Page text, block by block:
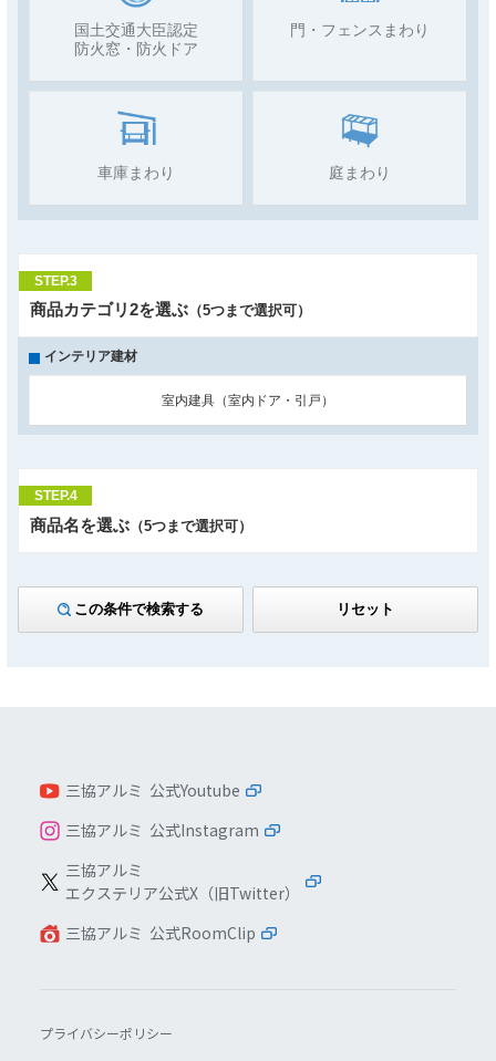
国土交通大臣認定
防火窓・防火ドア
門・フェンスまわり
車庫まわり 庭まわり
STEP.3
商品カテゴリ2を選ぶ （5つまで選択可）
インテリア建材
室内建具（室内ドア・引戸）
STEP.4
商品名を選ぶ （5つまで選択可）
この条件で検索する リセット
三協アルミ 公式Youtube
三協アルミ 公式Instagram
三協アルミ
エクステリア公式X（旧Twitter）
三協アルミ 公式RoomClip
プライバシーポリシー